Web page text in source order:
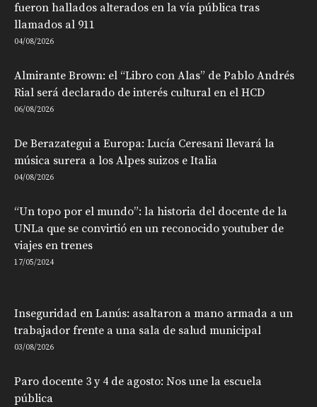
fueron hallados alterados en la vía pública tras
llamados al 911
04/08/2026
Almirante Brown: el “Libro con Alas” de Pablo Andrés
Rial será declarado de interés cultural en el HCD
06/08/2026
De Berazategui a Europa: Lucía Ceresani llevará la
música surera a los Alpes suizos e Italia
04/08/2026
“Un topo por el mundo”: la historia del docente de la
UNLa que se convirtió en un reconocido youtuber de
viajes en trenes
17/05/2024
Inseguridad en Lanús: asaltaron a mano armada a un
trabajador frente a una sala de salud municipal
03/08/2026
Paro docente 3 y 4 de agosto: Nos une la escuela
pública